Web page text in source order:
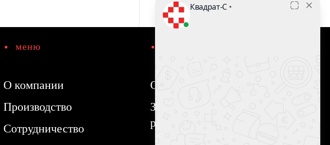
меню
О компании
Производство
Сотрудничество
Оригинальная продукция
Зарегистрированные
рецептуры